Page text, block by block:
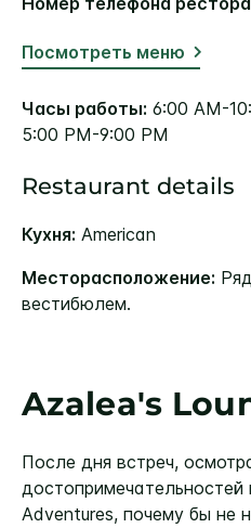
Посмотреть меню
Часы работы: 6:00 AM-
5:00 PM-9:00 PM
Restaurant details
Кухня: American
Месторасположение:
вестибюлем.
Azalea's
После дня встреч,
достопримечательностей
Adventures, почему бы не